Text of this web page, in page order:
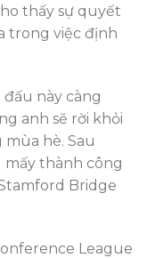
thấy sự quyết
trong việc định
đấu này càng
anh sẽ rời khỏi
hè. Sau
thành công
Bridge
League